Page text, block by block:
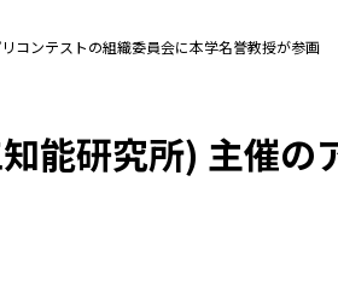
コンテストの組織委員会に本学名誉教授が参画
能研究所) 主催の